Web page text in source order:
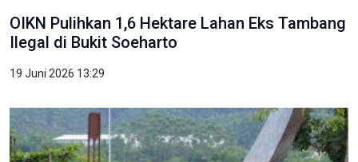
OIKN Pulihkan 1,6 Hektare Lahan Eks Tambang
Ilegal di Bukit Soeharto
19 Juni 2026 13:29